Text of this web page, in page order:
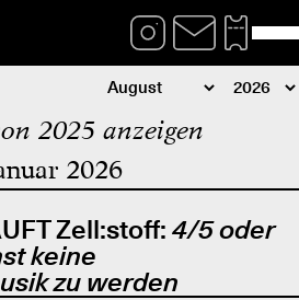
2025 anzeigen
2026
Zell:stoff: 4/5 oder
keine
zu werden